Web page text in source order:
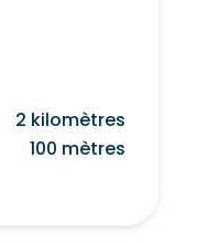
2 kilomètres
100 mètres